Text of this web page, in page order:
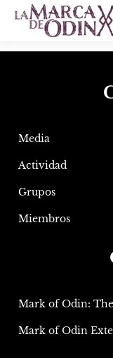
Media
Actividad
Grupos
Miembros
Mark of Odin:
Mark of Odin